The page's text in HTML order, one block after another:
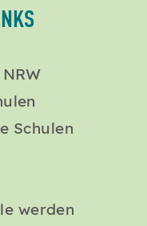
Schulen
werden